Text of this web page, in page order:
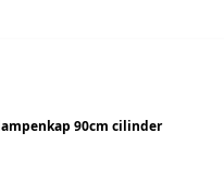
90cm cilinder